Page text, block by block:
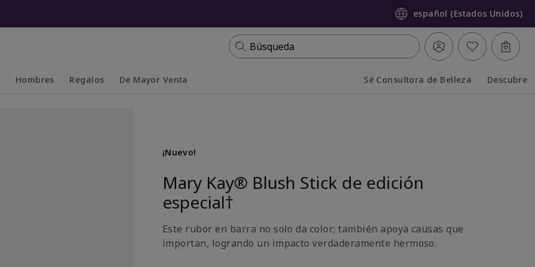
español (Estados Unidos)
Búsqueda
Hombres Regalos De Mayor Venta Sé Consultora de Belleza Descubre
¡Nuevo!
Mary Kay® Blush Stick de edición
especial†
Este rubor en barra no solo da color; también apoya causas que
importan, logrando un impacto verdaderamente hermoso.